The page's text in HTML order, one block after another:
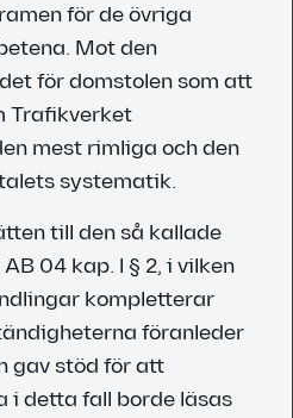
för de övriga
Mot den
för domstolen som att
Trafikverket
mest rimliga och den
systematik.
till den så kallade
04 kap. l § 2, i vilken
kompletterar
föranleder
gav stöd för att
i detta fall borde läsas